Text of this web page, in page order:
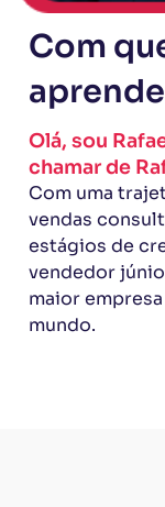
Com
Olá, sou
chamar de
Com uma
vendas
estágios de
vendedor
maior
mundo.